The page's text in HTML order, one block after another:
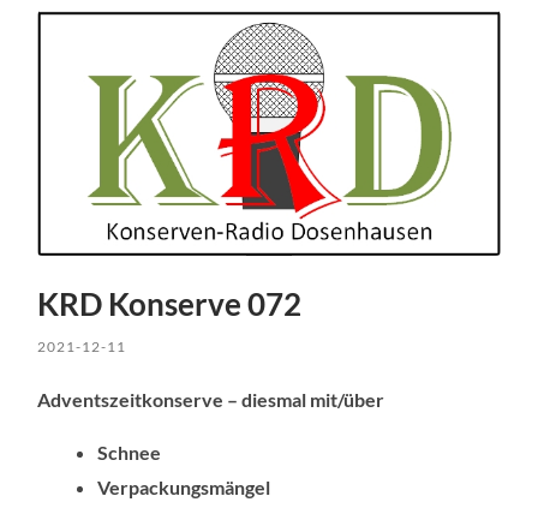
KRD Konserve 072
2021-12-11
Adventszeitkonserve – diesmal mit/über
Schnee
Verpackungsmängel